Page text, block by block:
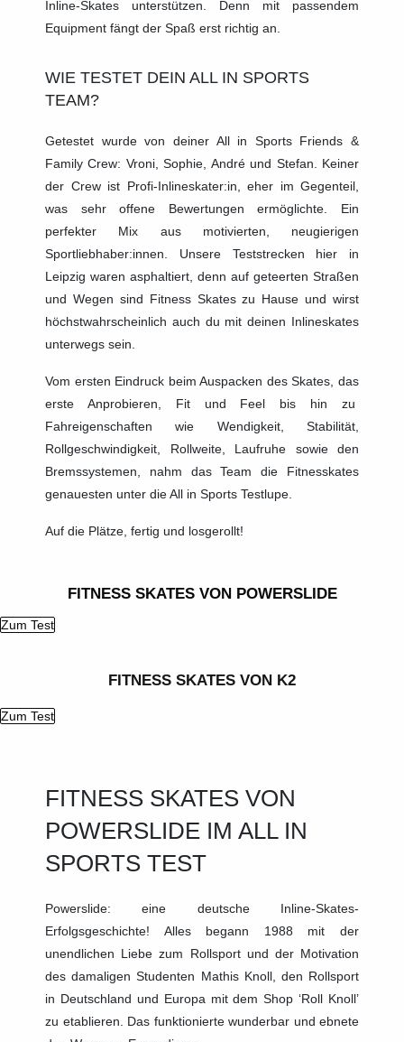
Inline-Skates unterstützen. Denn mit passendem
Equipment fängt der Spaß erst richtig an.
WIE TESTET DEIN ALL IN SPORTS
TEAM?
Getestet wurde von deiner All in Sports Friends &
Family Crew: Vroni, Sophie, André und Stefan. Keiner
der Crew ist Profi-Inlineskater:in, eher im Gegenteil,
was sehr offene Bewertungen ermöglichte. Ein
perfekter Mix aus motivierten, neugierigen
Sportliebhaber:innen. Unsere Teststrecken hier in
Leipzig waren asphaltiert, denn auf geteerten Straßen
und Wegen sind Fitness Skates zu Hause und wirst
höchstwahrscheinlich auch du mit deinen Inlineskates
unterwegs sein.
Vom ersten Eindruck beim Auspacken des Skates, das
erste Anprobieren, Fit und Feel bis hin zu
Fahreigenschaften wie Wendigkeit, Stabilität,
Rollgeschwindigkeit, Rollweite, Laufruhe sowie den
Bremssystemen, nahm das Team die Fitnesskates
genauesten unter die All in Sports Testlupe.
Auf die Plätze, fertig und losgerollt!
FITNESS SKATES VON POWERSLIDE
Zum Test
FITNESS SKATES VON K2​
Zum Test
FITNESS SKATES VON
POWERSLIDE IM ALL IN
SPORTS TEST
Powerslide: eine deutsche Inline-Skates-
Erfolgsgeschichte! Alles begann 1988 mit der
unendlichen Liebe zum Rollsport und der Motivation
des damaligen Studenten Mathis Knoll, den Rollsport
in Deutschland und Europa mit dem Shop ‘Roll Knoll’
zu etablieren. Das funktionierte wunderbar und ebnete